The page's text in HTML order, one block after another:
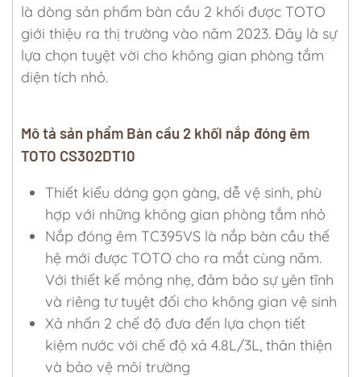
là dòng sản phẩm bàn cầu 2 khối được TOTO
giới thiệu ra thị trường vào năm 2023. Đây là sự
lựa chọn tuyệt vời cho không gian phòng tắm
diện tích nhỏ.
Mô tả sản phẩm Bàn cầu 2 khối nắp đóng êm
TOTO CS302DT10
Thiết kiểu dáng gọn gàng, dễ vệ sinh, phù
hợp với những không gian phòng tắm nhỏ
Nắp đóng êm TC395VS là nắp bàn cầu thế
hệ mới được TOTO cho ra mắt cùng năm.
Với thiết kế mỏng nhẹ, đảm bảo sự yên tĩnh
và riêng tư tuyệt đối cho không gian vệ sinh
Xả nhấn 2 chế độ đưa đến lựa chọn tiết
kiệm nước với chế độ xả 4.8L/3L, thân thiện
và bảo vệ môi trường